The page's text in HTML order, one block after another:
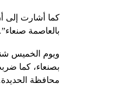
بالعاصمة صنعاء”.
ويوم الخميس
بصنعاء، كما
محافظة